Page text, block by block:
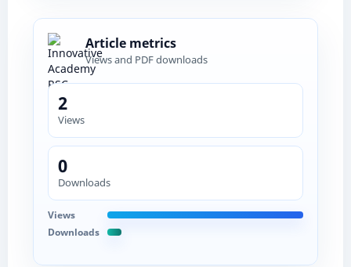
Article metrics
Views and PDF downloads
2
Views
0
Downloads
Views
Downloads